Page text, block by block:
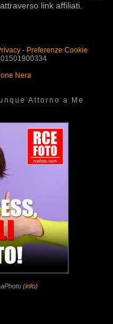
link affiliati.
- Preferenze Cookie
01501900334
Nera
Attorno a Me
(info)